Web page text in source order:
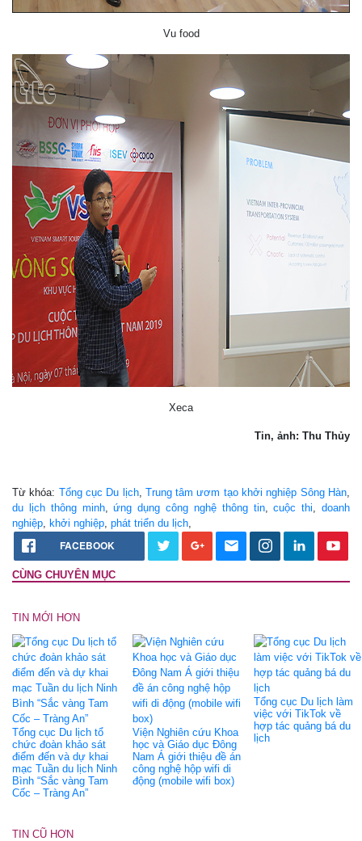
Vu food
Xeca
Tin, ảnh: Thu Thủy
Từ khóa: Tổng cục Du lịch, Trung tâm ươm tạo khởi nghiệp Sông Hàn
du lịch thông minh,ứng dụng công nghệ thông tin,cuộc thi ,doanh
nghiệp
khởi nghiệp phát triển du lịch
FACEBOOK
CÙNG CHUYÊN MỤC
TIN MỚI HƠN
Tổng cục Du lịch tổ
chức đoàn khảo sát
điểm đến và dự khai
mạc Tuần du lịch Ninh
Bình “Sắc vàng Tam
Cốc – Tràng An”
Viện Nghiên cứu Khoa
học và Giáo dục Đông
Nam Á giới thiệu đề án
công nghệ hộp wifi di
động (mobile wifi box)
Tổng cục Du lịch làm
việc với TikTok về
hợp tác quảng bá du
lịch
TIN CŨ HƠN